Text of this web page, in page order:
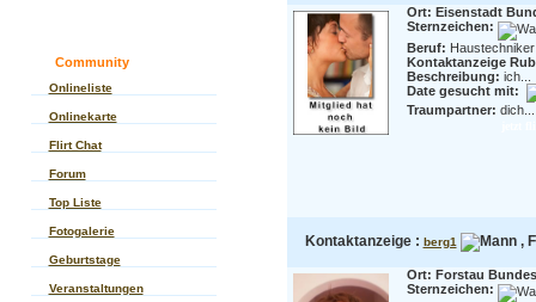
Community
Onlineliste
Onlinekarte
Flirt Chat
Forum
Top Liste
Fotogalerie
Geburtstage
Veranstaltungen
Ort: Eisenstadt
Sternzeichen:
Beruf: Haustechniker
Kontaktanzeige
Beschreibung: ich...
Date gesucht mit:
Traumpartner: dich...
Kontaktanzeige : berg1 ,
Ort: Forstau
Sternzeichen: